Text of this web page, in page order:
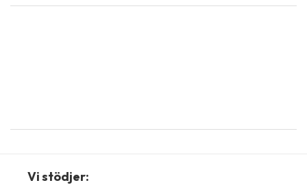
Vi stödjer: